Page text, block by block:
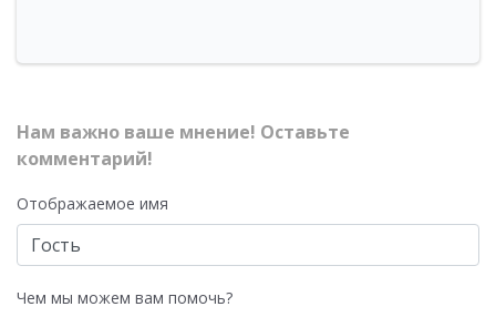
Нам важно ваше мнение! Оставьте
комментарий!
Отображаемое имя
Чем мы можем вам помочь?